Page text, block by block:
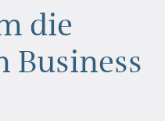
die
Business